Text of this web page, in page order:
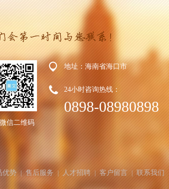
信二维码
地址： 海南省海口市
24小时咨询热线：
0898-08980898
优势 | 售后服务 | 人才招聘 | 客户留言 | 联系我们